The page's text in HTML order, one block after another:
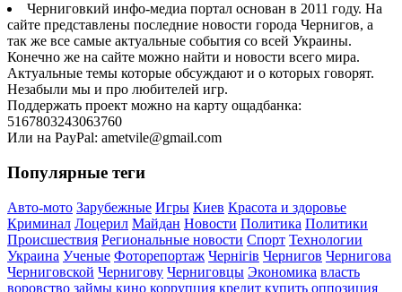
Черниговкий инфо-медиа портал основан в 2011 году. На
сайте представлены последние новости города Чернигов, а
так же все самые актуальные события со всей Украины.
Конечно же на сайте можно найти и новости всего мира.
Актуальные темы которые обсуждают и о которых говорят.
Незабыли мы и про любителей игр.
Поддержать проект можно на карту ощадбанка:
5167803243063760
Или на PayPal: ametvile@gmail.com
Популярные теги
Авто-мото Зарубежные Игры Киев Красота и здоровье
Криминал Лоцерил Майдан Новости Политика Политики
Происшествия Региональные новости Спорт Технологии
Украина Ученые Фоторепортаж Чернігів Чернигов Чернигова
Черниговской Чернигову Черниговцы Экономика власть
воровство займы кино коррупция кредит купить оппозиция